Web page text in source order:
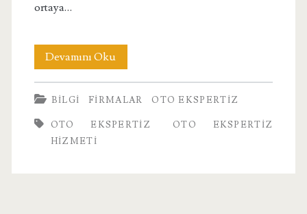
ortaya…
Devamını OkuOto
Ekspertiz
Hizmeti
BILGI FIRMALAR OTO EKSPERTIZ
OTO EKSPERTIZ
OTO EKSPERTIZ
HIZMETI